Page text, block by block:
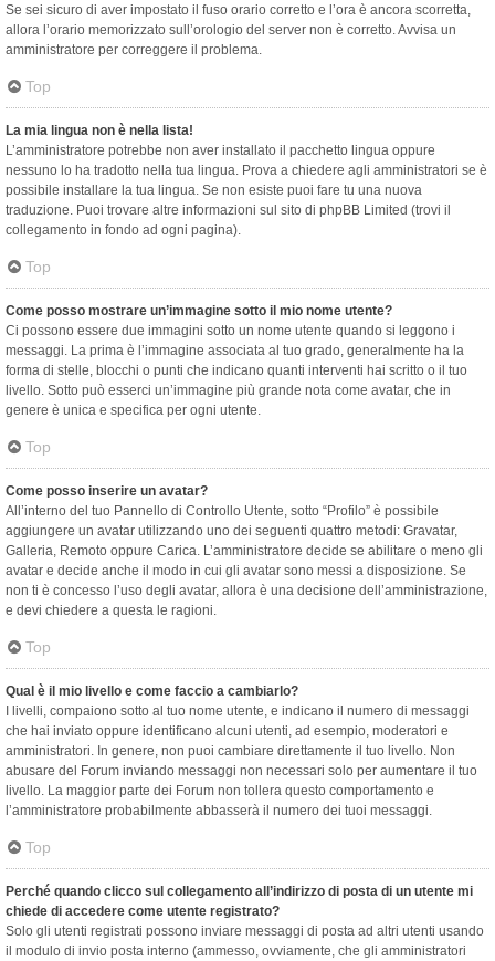
Se sei sicuro di aver impostato il fuso orario corretto e l’ora è ancora scorretta,
allora l’orario memorizzato sull’orologio del server non è corretto. Avvisa un
amministratore per correggere il problema.
Top
La mia lingua non è nella lista!
L’amministratore potrebbe non aver installato il pacchetto lingua oppure
nessuno lo ha tradotto nella tua lingua. Prova a chiedere agli amministratori se è
possibile installare la tua lingua. Se non esiste puoi fare tu una nuova
traduzione. Puoi trovare altre informazioni sul sito di phpBB Limited (trovi il
collegamento in fondo ad ogni pagina).
Top
Come posso mostrare un’immagine sotto il mio nome utente?
Ci possono essere due immagini sotto un nome utente quando si leggono i
messaggi. La prima è l’immagine associata al tuo grado, generalmente ha la
forma di stelle, blocchi o punti che indicano quanti interventi hai scritto o il tuo
livello. Sotto può esserci un’immagine più grande nota come avatar, che in
genere è unica e specifica per ogni utente.
Top
Come posso inserire un avatar?
All’interno del tuo Pannello di Controllo Utente, sotto “Profilo” è possibile
aggiungere un avatar utilizzando uno dei seguenti quattro metodi: Gravatar,
Galleria, Remoto oppure Carica. L’amministratore decide se abilitare o meno gli
avatar e decide anche il modo in cui gli avatar sono messi a disposizione. Se
non ti è concesso l’uso degli avatar, allora è una decisione dell’amministrazione,
e devi chiedere a questa le ragioni.
Top
Qual è il mio livello e come faccio a cambiarlo?
I livelli, compaiono sotto al tuo nome utente, e indicano il numero di messaggi
che hai inviato oppure identificano alcuni utenti, ad esempio, moderatori e
amministratori. In genere, non puoi cambiare direttamente il tuo livello. Non
abusare del Forum inviando messaggi non necessari solo per aumentare il tuo
livello. La maggior parte dei Forum non tollera questo comportamento e
l’amministratore probabilmente abbasserà il numero dei tuoi messaggi.
Top
Perché quando clicco sul collegamento all’indirizzo di posta di un utente mi
chiede di accedere come utente registrato?
Solo gli utenti registrati possono inviare messaggi di posta ad altri utenti usando
il modulo di invio posta interno (ammesso, ovviamente, che gli amministratori